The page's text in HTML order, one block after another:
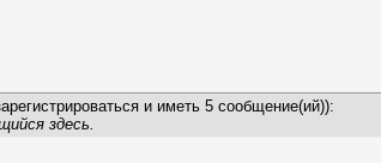
и иметь 5 сообщение(ий)):
здесь.